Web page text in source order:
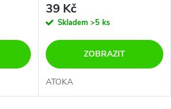
39 Kč
Skladem >5 ks
ZOBRAZIT
ATOKA